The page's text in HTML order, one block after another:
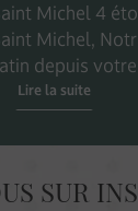
Michel 4
Michel,
depuis
Lire la suite
SUR